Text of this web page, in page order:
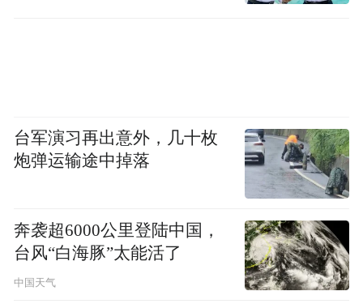
台军演习再出意外，几十枚
炮弹运输途中掉落
奔袭超6000公里登陆中国，
台风“白海豚”太能活了
中国天气